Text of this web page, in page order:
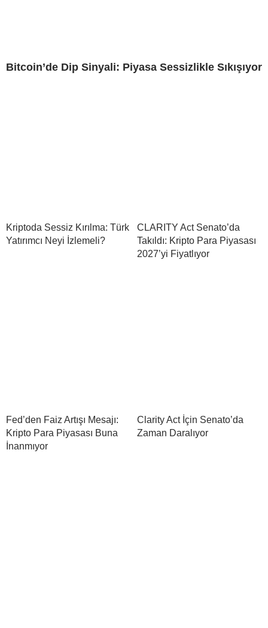
Bitcoin’de Dip Sinyali: Piyasa Sessizlikle Sıkışıyor
Kriptoda Sessiz Kırılma: Türk
Yatırımcı Neyi İzlemeli?
CLARITY Act Senato’da
Takıldı: Kripto Para Piyasası
2027’yi Fiyatlıyor
Fed’den Faiz Artışı Mesajı:
Kripto Para Piyasası Buna
İnanmıyor
Clarity Act İçin Senato’da
Zaman Daralıyor